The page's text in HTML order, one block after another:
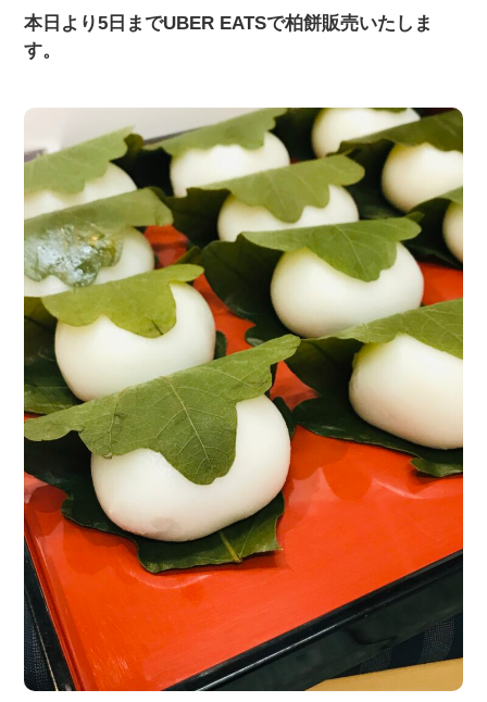
本日より5日までUBER EATSで柏餅販売いたしま
す。